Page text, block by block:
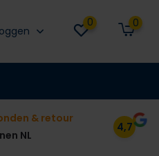
0 0
& retour
NL
4,7